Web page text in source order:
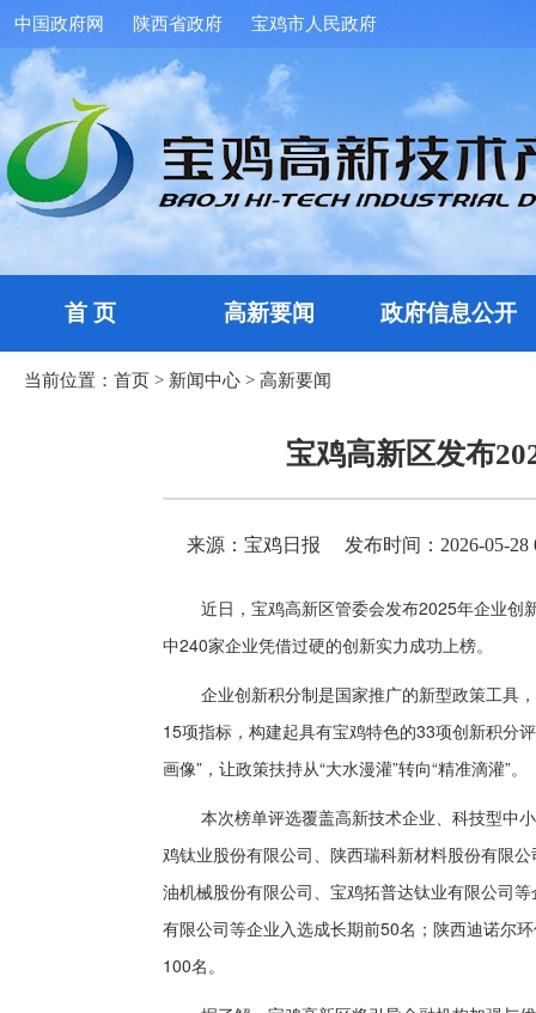
中国政府网 陕西省政府 宝鸡市人民政府
首 页 高新要闻 政府信息公开
当前位置： 首页 > 新闻中心 > 高新要闻
宝鸡高新区发布
来源：宝鸡日报 发布时间：2026-05-28
近日，宝鸡高新区管委会发布2025年企业创
中240家企业凭借过硬的创新实力成功上榜。
企业创新积分制是国家推广的新型政策工具
15项指标，构建起具有宝鸡特色的33项创新积分
画像”，让政策扶持从“大水漫灌”转向“精准滴灌”。
本次榜单评选覆盖高新技术企业、科技型中
鸡钛业股份有限公司、陕西瑞科新材料股份有限
油机械股份有限公司、宝鸡拓普达钛业有限公司
有限公司等企业入选成长期前50名；陕西迪诺尔
100名。